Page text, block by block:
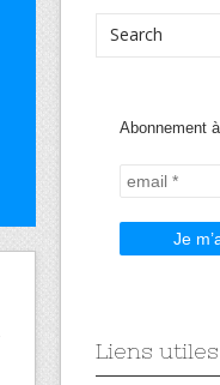
Abonnement
Liens utiles